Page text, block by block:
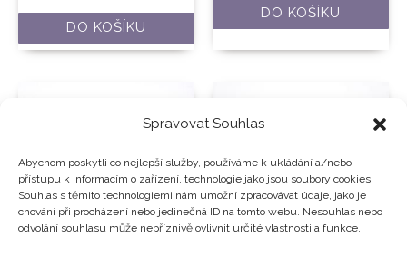
Spravovat Souhlas
Abychom poskytli co nejlepší služby, používáme k ukládání a/nebo
přístupu k informacím o zařízení, technologie jako jsou soubory cookies.
Souhlas s těmito technologiemi nám umožní zpracovávat údaje, jako je
chování při procházení nebo jedinečná ID na tomto webu. Nesouhlas nebo
odvolání souhlasu může nepříznivě ovlivnit určité vlastnosti a funkce.
DO KOŠÍKU
DO KOŠÍKU